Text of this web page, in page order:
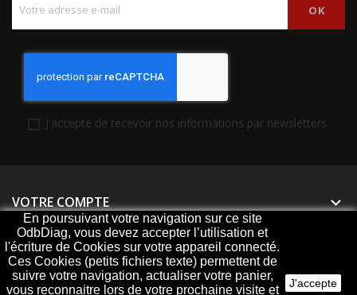
J'accepte de recevoir nos informations par newsletters.
VOTRE COMPTE 
PRODUITS
NOTRE SOCIÉTÉ 
En poursuivant votre navigation sur ce site
OdbDiag, vous devez accepter l’utilisation et
l'écriture de Cookies sur votre appareil connecté.
Ces Cookies (petits fichiers texte) permettent de
suivre votre navigation, actualiser votre panier,
vous reconnaitre lors de votre prochaine visite et
J'accepte